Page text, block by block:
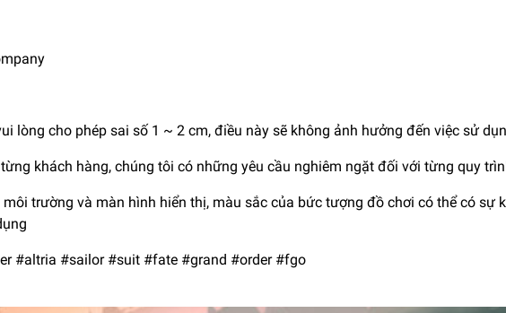
lòng cho phép sai số 1 ~ 2 cm, điều này sẽ không ảnh hưởng đến việc sử
khách hàng, chúng tôi có những yêu cầu nghiêm ngặt đối với từng quy
trường và màn hình hiển thị, màu sắc của bức tượng đồ chơi có thể có sự
#altria #sailor #suit #fate #grand #order #fgo